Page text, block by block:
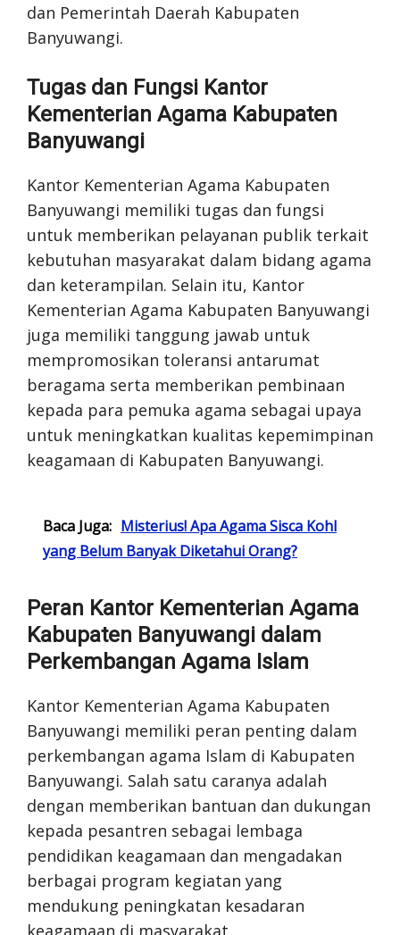
dan Pemerintah Daerah Kabupaten
Banyuwangi.
Tugas dan Fungsi Kantor
Kementerian Agama Kabupaten
Banyuwangi
Kantor Kementerian Agama Kabupaten
Banyuwangi memiliki tugas dan fungsi
untuk memberikan pelayanan publik terkait
kebutuhan masyarakat dalam bidang agama
dan keterampilan. Selain itu, Kantor
Kementerian Agama Kabupaten Banyuwangi
juga memiliki tanggung jawab untuk
mempromosikan toleransi antarumat
beragama serta memberikan pembinaan
kepada para pemuka agama sebagai upaya
untuk meningkatkan kualitas kepemimpinan
keagamaan di Kabupaten Banyuwangi.
Baca Juga: Misterius! Apa Agama Sisca Kohl
yang Belum Banyak Diketahui Orang?
Peran Kantor Kementerian Agama
Kabupaten Banyuwangi dalam
Perkembangan Agama Islam
Kantor Kementerian Agama Kabupaten
Banyuwangi memiliki peran penting dalam
perkembangan agama Islam di Kabupaten
Banyuwangi. Salah satu caranya adalah
dengan memberikan bantuan dan dukungan
kepada pesantren sebagai lembaga
pendidikan keagamaan dan mengadakan
berbagai program kegiatan yang
mendukung peningkatan kesadaran
keagamaan di masyarakat.